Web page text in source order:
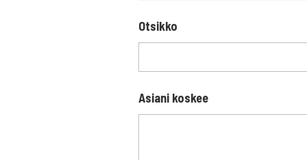
Otsikko
Asiani koskee